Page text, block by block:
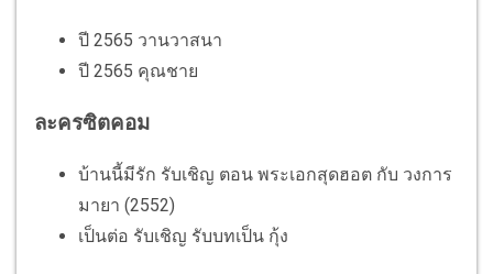
ปี 2565 วานวาสนา
ปี 2565 คุณชาย
ละครซิตคอม
บ้านนี้มีรัก รับเชิญ ตอน พระเอกสุดฮอต กับ วงการ
มายา (2552)
เป็นต่อ รับเชิญ รับบทเป็น กุ้ง